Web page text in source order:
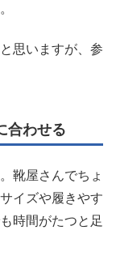
思いますが、参
合わせる
靴屋さんでちょ
イズや履きやす
時間がたつと足